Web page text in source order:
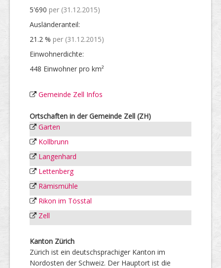
5'690 per (31.12.2015)
Ausländer­anteil:
21.2 % per (31.12.2015)
Einwohner­dichte:
448 Einwohner pro km²
Gemeinde Zell Infos
Ortschaften in der Gemeinde Zell (ZH)
Garten
Kollbrunn
Langenhard
Lettenberg
Rämismühle
Rikon im Tösstal
Zell
Kanton Zürich
Zürich ist ein deutschsprachiger Kanton im
Nordosten der Schweiz. Der Hauptort ist die